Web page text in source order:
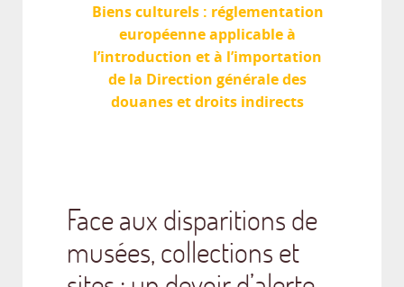
Biens culturels : réglementation
européenne applicable à
l’introduction et à l’importation
de la Direction générale des
douanes et droits indirects
Face aux disparitions de
musées, collections et